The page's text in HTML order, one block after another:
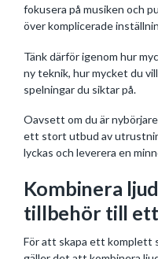
fokusera på musiken och
över komplicerade
Tänk därför igenom hur
ny teknik, hur mycket du
spelningar du siktar på.
Oavsett om du är
ett stort utbud av
lyckas och leverera en
Kombinera
tillbehör till
För att skapa ett komplett